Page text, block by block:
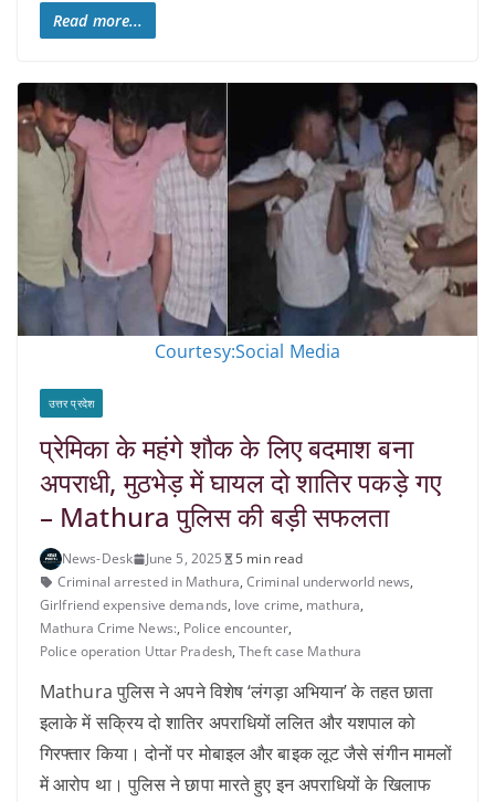
Read more...
Courtesy:Social Media
उत्तर प्रदेश
प्रेमिका के महंगे शौक के लिए बदमाश बना
अपराधी, मुठभेड़ में घायल दो शातिर पकड़े गए
– Mathura पुलिस की बड़ी सफलता
News-Desk June 5, 2025
5 min read
Criminal arrested in Mathura,Criminal underworld news,
Girlfriend expensive demands, love crime, mathura,
Mathura Crime News:, Police encounter,
Police operation Uttar Pradesh,Theft case Mathura
Mathura पुलिस ने अपने विशेष ‘लंगड़ा अभियान’ के तहत छाता
इलाके में सक्रिय दो शातिर अपराधियों ललित और यशपाल को
गिरफ्तार किया। दोनों पर मोबाइल और बाइक लूट जैसे संगीन मामलों
में आरोप था। पुलिस ने छापा मारते हुए इन अपराधियों के खिलाफ